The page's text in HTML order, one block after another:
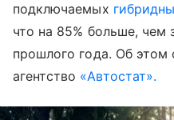
подключаемых
что на 85% больше, чем
прошлого года. Об этом
агентство «Автостат».